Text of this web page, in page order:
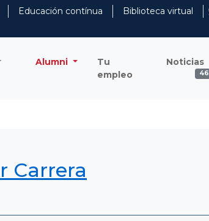
Educación contínua
Biblioteca virtual
Alumni
Tu
empleo
Noticias
46
Carrera